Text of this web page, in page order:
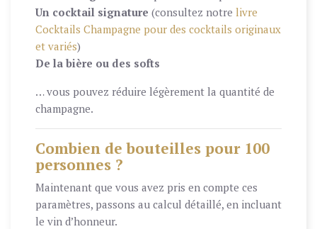
Un cocktail signature (consultez notre livre
Cocktails Champagne pour des cocktails originaux
et variés)
De la bière ou des softs
… vous pouvez réduire légèrement la quantité de
champagne.
Combien de bouteilles pour 100
personnes ?
Maintenant que vous avez pris en compte ces
paramètres, passons au calcul détaillé, en incluant
le vin d’honneur.